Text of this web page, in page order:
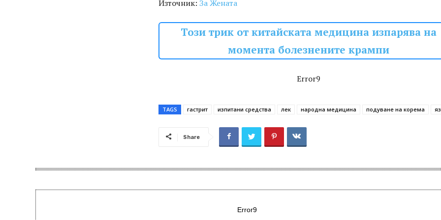
Източник: За Жената
Този трик от китайската медицина изпарява на
момента болезнените крампи
Error9
TAGS гастрит изпитани средства лек народна медицина подуване на корема
Share
Error9